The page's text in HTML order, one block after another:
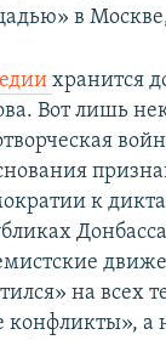
в
хранится
Вот лишь
к
на всех
а